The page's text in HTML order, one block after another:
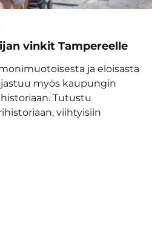
vinkit Tampereelle
ja eloisasta
myös kaupungin
Tutustu
viihtyisiin